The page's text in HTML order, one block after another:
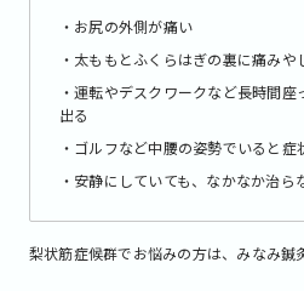
・お尻の外側が痛い
・太ももとふくらはぎの裏に痛みや
・運転やデスクワークなど長時間
出る
・ゴルフなど中腰の姿勢でいると症
・安静にしていても、なかなか治ら
梨状筋症候群でお悩みの方は、みなみ鍼